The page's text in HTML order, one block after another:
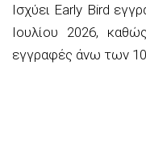
Ισχύει Early Bird
Ιουλίου 2026,
εγγραφές άνω των